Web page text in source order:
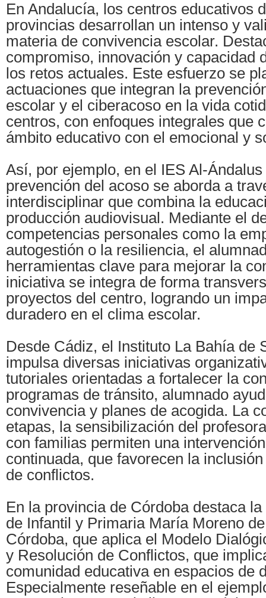
En Andalucía, los centros educativos
provincias desarrollan un intenso y
materia de convivencia escolar.
compromiso, innovación y capacidad
los retos actuales. Este esfuerzo se
actuaciones que integran la
escolar y el ciberacoso en la vida
centros, con enfoques integrales que
ámbito educativo con el emocional y
Así, por ejemplo, en el IES Al-
prevención del acoso se aborda a
interdisciplinar que combina la
producción audiovisual. Mediante el
competencias personales como la
autogestión o la resiliencia, el
herramientas clave para mejorar la
iniciativa se integra de forma
proyectos del centro, logrando un
duradero en el clima escolar.
Desde Cádiz, el Instituto La Bahía de
impulsa diversas iniciativas
tutoriales orientadas a fortalecer la
programas de tránsito, alumnado
convivencia y planes de acogida. La
etapas, la sensibilización del
con familias permiten una
continuada, que favorecen la
de conflictos.
En la provincia de Córdoba destaca
de Infantil y Primaria María Moreno
Córdoba, que aplica el Modelo
y Resolución de Conflictos, que
comunidad educativa en espacios de
Especialmente reseñable en el